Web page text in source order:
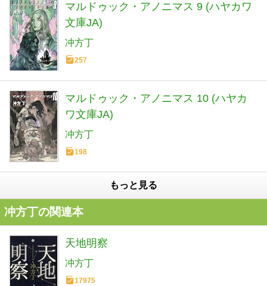
マルドゥック・アノニマス 9 (ハヤカワ
文庫JA)
冲方丁
257
マルドゥック・アノニマス 10 (ハヤカ
ワ文庫JA)
冲方丁
198
もっと見る
冲方丁の関連本
天地明察
冲方丁
17975